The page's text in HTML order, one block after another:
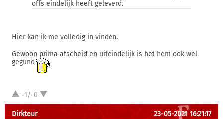
offs eindelijk heeft geleverd.
Hier kan ik me volledig in vinden.
Gewoon prima afscheid en uiteindelijk is het hem ook wel
gegund
+1/-0
Dirkteur 23-05-2021 16:21:17